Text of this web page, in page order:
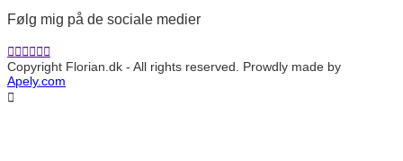
Følg mig på de sociale medier
Copyright Florian.dk - All rights reserved. Prowdly made by
Apely.com